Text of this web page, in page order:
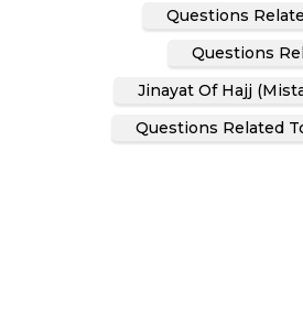
Questions
Questions
Jinayat Of Hajj
Questions Related